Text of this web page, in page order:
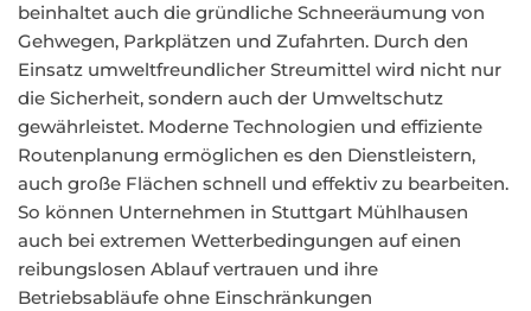
beinhaltet auch die gründliche Schneeräumung von
Gehwegen, Parkplätzen und Zufahrten. Durch den
Einsatz umweltfreundlicher Streumittel wird nicht nur
die Sicherheit, sondern auch der Umweltschutz
gewährleistet. Moderne Technologien und effiziente
Routenplanung ermöglichen es den Dienstleistern,
auch große Flächen schnell und effektiv zu bearbeiten.
So können Unternehmen in Stuttgart Mühlhausen
auch bei extremen Wetterbedingungen auf einen
reibungslosen Ablauf vertrauen und ihre
Betriebsabläufe ohne Einschränkungen